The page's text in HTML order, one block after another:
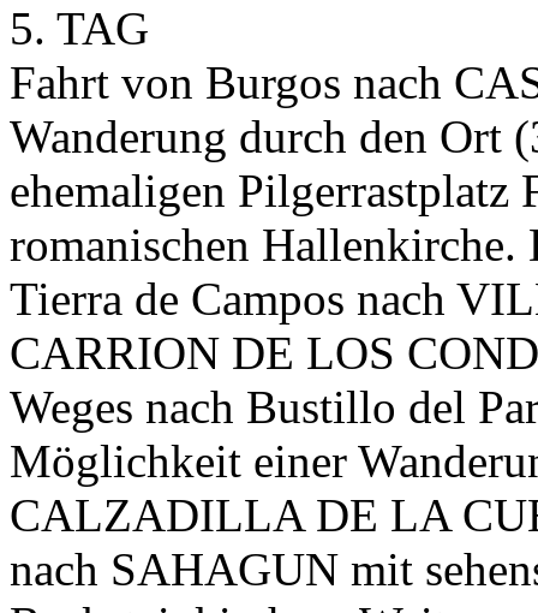
5. TAG
Fahrt von Burgos nach
Wanderung durch den Ort
ehemaligen
romanischen Hallenkirche.
Tierra de Campos nach
CARRION DE LOS
Weges nach Bustillo del
Möglichkeit einer
CALZADILLA DE LA
nach SAHAGUN mit